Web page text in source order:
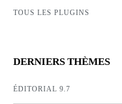
TOUS LES PLUGINS
DERNIERS THÈMES
ÉDITORIAL 9.7